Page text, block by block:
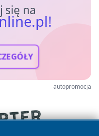
się na
autopromocja